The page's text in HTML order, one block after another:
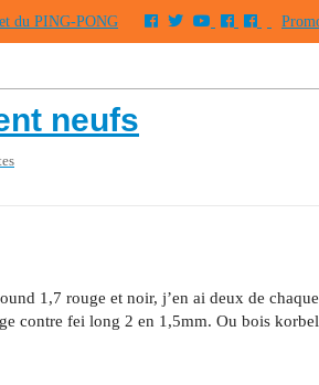
du PING-PONG
neufs
1,7 rouge et noir, j’en ai deux de
contre fei long 2 en 1,5mm. Ou bois